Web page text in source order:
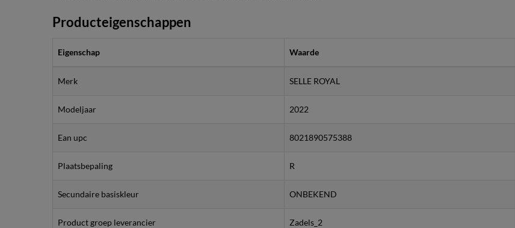
Producteigenschappen
Eigenschap Waarde
Merk SELLE ROYAL
Modeljaar 2022
Ean upc 8021890575388
Plaatsbepaling R
Secundaire basiskleur ONBEKEND
Product groep leverancier Zadels_2